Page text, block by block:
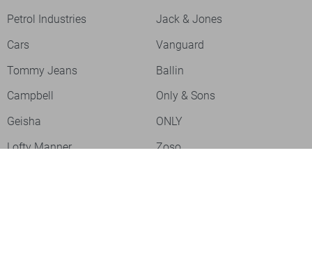
Petrol Industries
Jack & Jones
Cars
Vanguard
Tommy Jeans
Ballin
Campbell
Only & Sons
Geisha
ONLY
Lofty Manner
Zoso